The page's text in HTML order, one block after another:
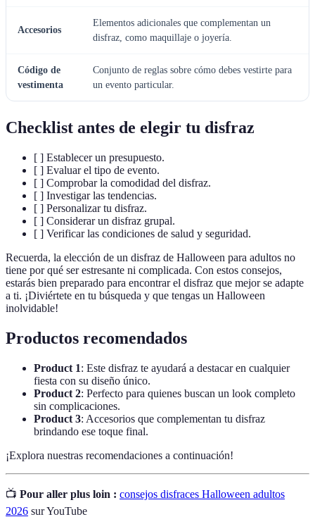
Accesorios
Elementos adicionales que complementan un
disfraz, como maquillaje o joyería.
Código de
vestimenta
Conjunto de reglas sobre cómo debes vestirte para
un evento particular.
Checklist antes de elegir tu disfraz
[ ] Establecer un presupuesto.
[ ] Evaluar el tipo de evento.
[ ] Comprobar la comodidad del disfraz.
[ ] Investigar las tendencias.
[ ] Personalizar tu disfraz.
[ ] Considerar un disfraz grupal.
[ ] Verificar las condiciones de salud y seguridad.
Recuerda, la elección de un disfraz de Halloween para adultos no
tiene por qué ser estresante ni complicada. Con estos consejos,
estarás bien preparado para encontrar el disfraz que mejor se adapte
a ti. ¡Diviértete en tu búsqueda y que tengas un Halloween
inolvidable!
Productos recomendados
Product 1: Este disfraz te ayudará a destacar en cualquier
fiesta con su diseño único.
Product 2: Perfecto para quienes buscan un look completo
sin complicaciones.
Product 3: Accesorios que complementan tu disfraz
brindando ese toque final.
¡Explora nuestras recomendaciones a continuación!
📺 Pour aller plus loin : consejos disfraces Halloween adultos
2026 sur YouTube